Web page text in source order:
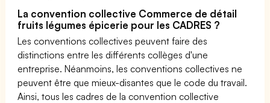
La convention collective Commerce de détail
fruits légumes épicerie pour les CADRES ?
Les conventions collectives peuvent faire des
distinctions entre les différents collèges d'une
entreprise. Néanmoins, les conventions collectives ne
peuvent être que mieux-disantes que le code du travail.
Ainsi, tous les cadres de la convention collective